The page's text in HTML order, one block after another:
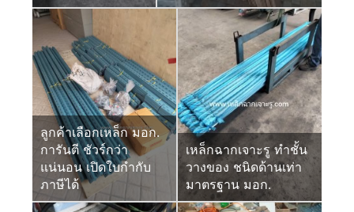
ลูกค้าเลือกเหล็ก มอก.
การันตี ชัวร์กว่า
แน่นอน เปิดใบกำกับ
ภาษีได้
เหล็กฉากเจาะรู ทำชั้น
วางของ ชนิดด้านเท่า
มาตรฐาน มอก.